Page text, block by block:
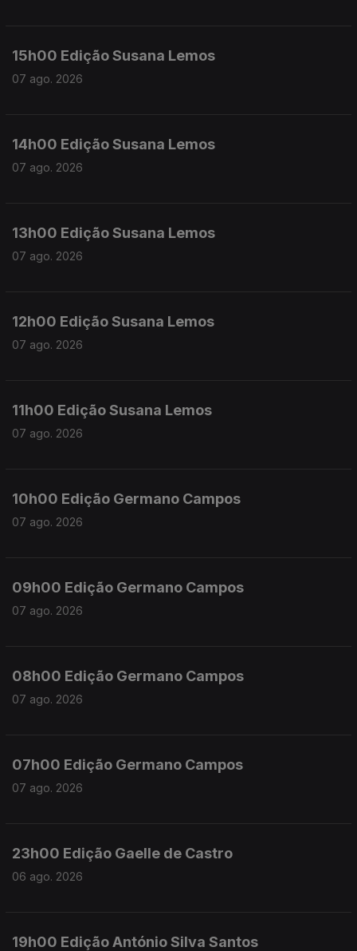
15h00 Edição Susana Lemos
07 ago. 2026
14h00 Edição Susana Lemos
07 ago. 2026
13h00 Edição Susana Lemos
07 ago. 2026
12h00 Edição Susana Lemos
07 ago. 2026
11h00 Edição Susana Lemos
07 ago. 2026
10h00 Edição Germano Campos
07 ago. 2026
09h00 Edição Germano Campos
07 ago. 2026
08h00 Edição Germano Campos
07 ago. 2026
07h00 Edição Germano Campos
07 ago. 2026
23h00 Edição Gaelle de Castro
06 ago. 2026
19h00 Edição António Silva Santos